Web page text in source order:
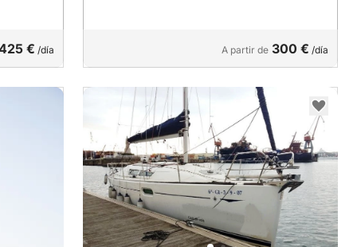
€ /día A partir de 300 € /día